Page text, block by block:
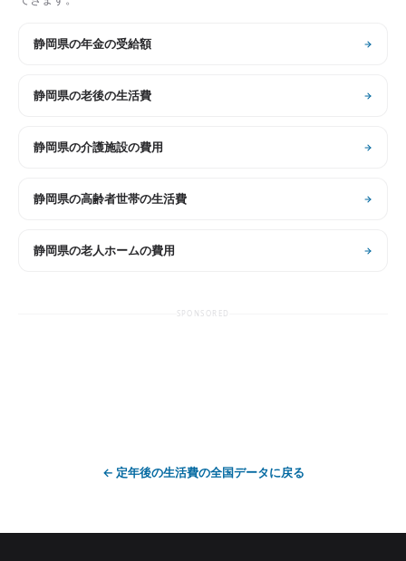
静岡県の年金の受給額
静岡県の老後の生活費
静岡県の介護施設の費用
静岡県の高齢者世帯の生活費
静岡県の老人ホームの費用
SPONSORED
← 定年後の生活費の全国データに戻る